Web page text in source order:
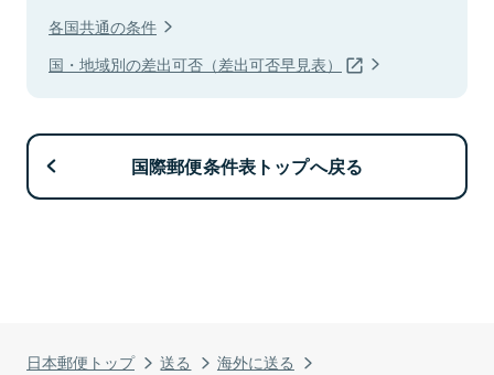
日本郵便トップ 送る
海外に送る
各国共通の条件
国・地域別の差出可否（差出可否早見表）
国際郵便条件表トップへ戻る